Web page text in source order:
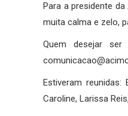
Para a presidente
muita calma e zelo,
Quem desejar
Estiveram reunidas:
Caroline, Larissa